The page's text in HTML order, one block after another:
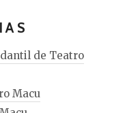
de Teatro
Macu